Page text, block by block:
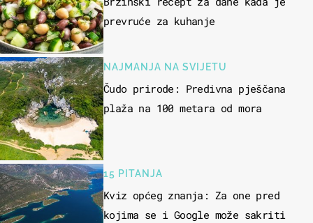
prevruće za kuhanje
NAJMANJA NA SVIJETU
Čudo prirode: Predivna pješčana
plaža na 100 metara od mora
15 PITANJA
Kviz općeg znanja: Za one pred
kojima se i Google može sakriti